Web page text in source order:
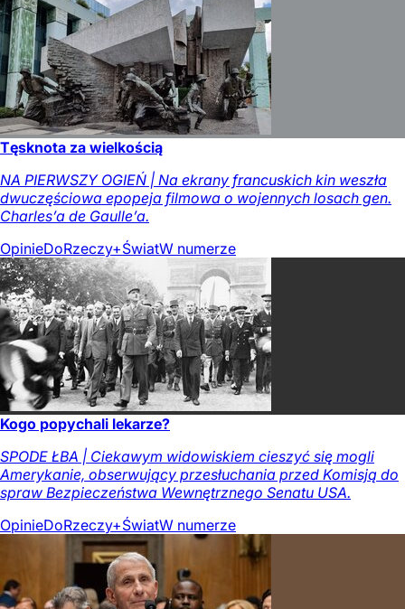
Tęsknota za wielkością
NA PIERWSZY OGIEŃ | Na ekrany francuskich kin weszła
dwuczęściowa epopeja filmowa o wojennych losach gen.
Charles’a de Gaulle’a.
OpinieDoRzeczy+ŚwiatW numerze
Kogo popychali lekarze?
SPODE ŁBA | Ciekawym widowiskiem cieszyć się mogli
Amerykanie, obserwujący przesłuchania przed Komisją do
spraw Bezpieczeństwa Wewnętrznego Senatu USA.
OpinieDoRzeczy+ŚwiatW numerze